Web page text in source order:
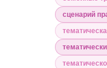
сценарий